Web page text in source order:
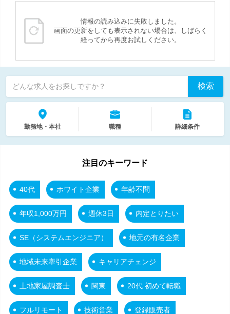
情報の読み込みに失敗しました。
画面の更新をしても表示されない場合は、しばらく
経ってから再度お試しください。
どんな求人をお探しですか？ 検索
勤務地・本社 職種 詳細条件
注目のキーワード
40代 ホワイト企業 年齢不問
年収1,000万円 週休3日 内定とりたい
SE（システムエンジニア） 地元の有名企業
地域未来牽引企業 キャリアチェンジ
土地家屋調査士 関東 20代 初めて転職
フルリモート 技術営業 登録販売者